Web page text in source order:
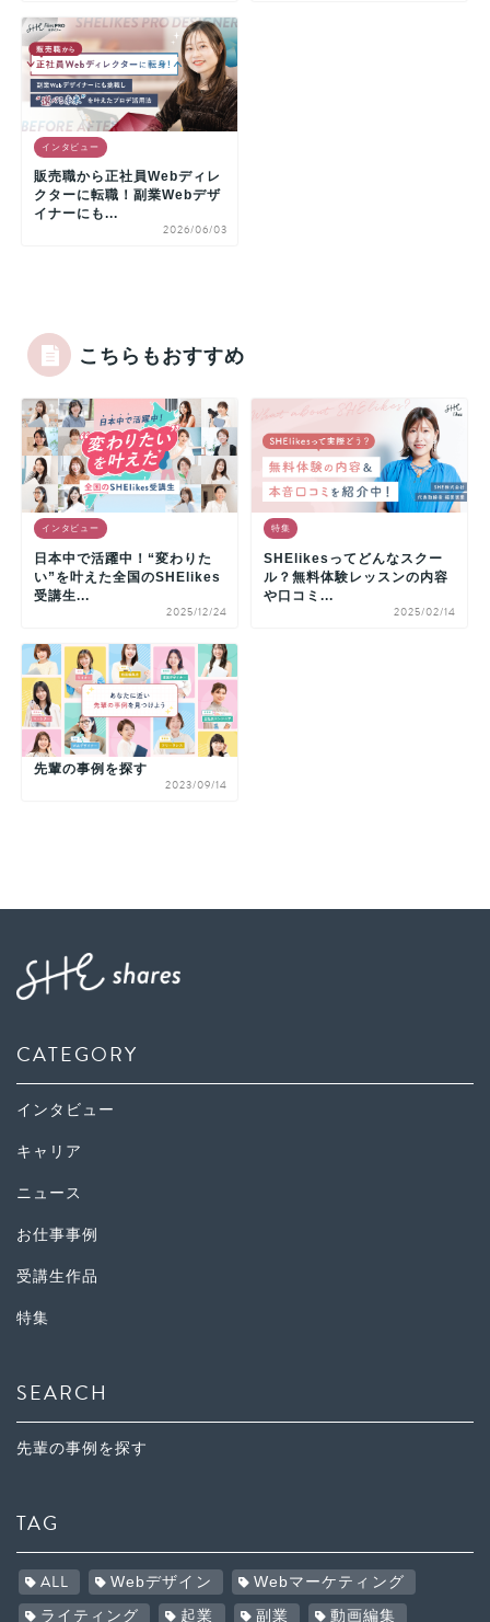
インタビュー
販売職から正社員Webディレ
クターに転職！副業Webデザ
イナーにも...
2026/06/03
こちらもおすすめ
インタビュー
日本中で活躍中！“変わりた
い”を叶えた全国のSHElikes
受講生...
2025/12/24
特集
SHElikesってどんなスクー
ル？無料体験レッスンの内容
や口コミ...
2025/02/14
先輩の事例を探す
2023/09/14
CATEGORY
インタビュー
キャリア
ニュース
お仕事事例
受講生作品
特集
SEARCH
先輩の事例を探す
TAG
ALL Webデザイン Webマーケティング
ライティング 起業 副業 動画編集